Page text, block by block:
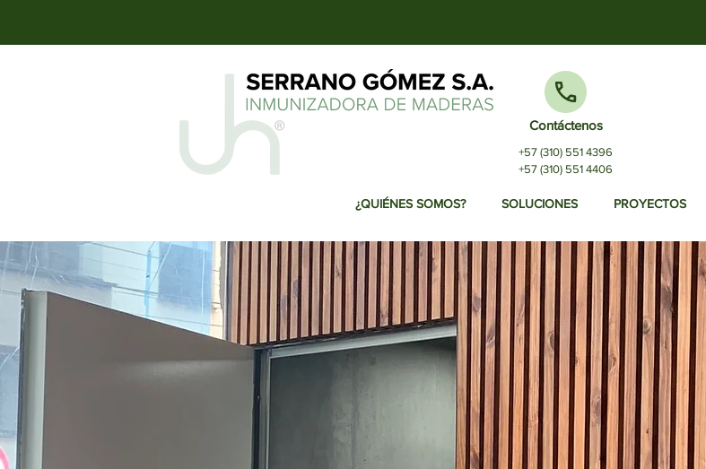
Contáctenos
+57 (310) 551 4396
+57 (310) 551 4406
¿QUIÉNES SOMOS? SOLUCIONES PROYECTOS